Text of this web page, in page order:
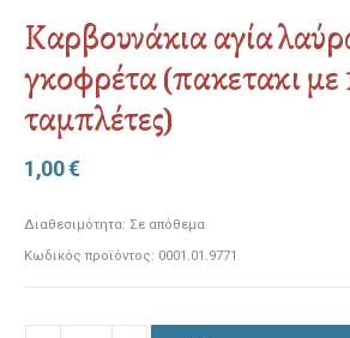
Καρβουνάκια αγία
γκοφρέτα (πακετακι με
ταμπλέτες)
1,00€
Διαθεσιμότητα: Σε απόθεμα
Κωδικός προϊόντος: 0001.01.9771